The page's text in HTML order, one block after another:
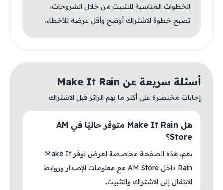
الخطوات المناسبة للتثبيت من خلال الشروحات،
تصبح خطوة الاشتراك أوضح وأقل عرضة للأخطاء.
أسئلة سريعة عن Make It Rain
إجابات مختصرة على أكثر ما يهم الزائر قبل الاشتراك.
هل Make It Rain متوفر حاليًا في AM
Store؟
نعم، هذه الصفحة مخصصة لعرض توفر Make It
Rain داخل AM Store مع معلومات الإصدار وروابط
الانتقال إلى الاشتراك والتثبيت.